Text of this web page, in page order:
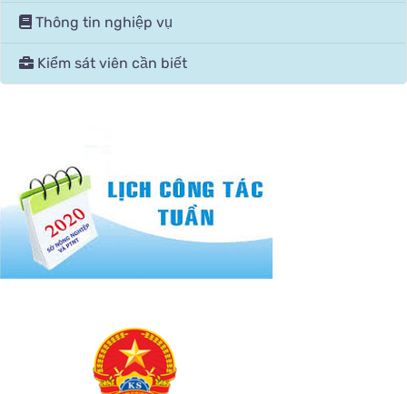
Thông tin nghiệp vụ
Kiểm sát viên cần biết